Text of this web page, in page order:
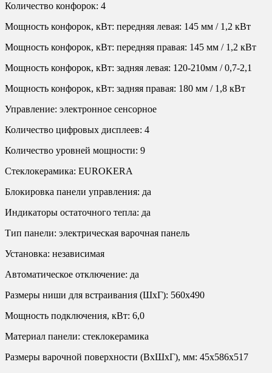
Количество конфорок: 4
Мощность конфорок, кВт: передняя левая: 145 мм / 1,2 кВт
Мощность конфорок, кВт: передняя правая: 145 мм / 1,2 кВт
Мощность конфорок, кВт: задняя левая: 120-210мм / 0,7-2,1
Мощность конфорок, кВт: задняя правая: 180 мм / 1,8 кВт
Управление: электронное сенсорное
Количество цифровых дисплеев: 4
Количество уровней мощности: 9
Стеклокерамика: EUROKERA
Блокировка панели управления: да
Индикаторы остаточного тепла: да
Тип панели: электрическая варочная панель
Установка: независимая
Автоматическое отключение: да
Размеры ниши для встраивания (ШхГ): 560х490
Мощность подключения, кВт: 6,0
Материал панели: стеклокерамика
Размеры варочной поверхности (ВхШхГ), мм: 45х586х517